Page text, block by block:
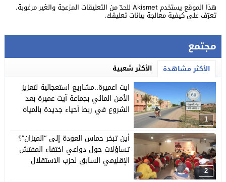
هذا الموقع يستخدم Akismet للحدّ من التعليقات المزعجة والغير مرغوبة.
تعرّف على كيفية معالجة بيانات تعليقك.
مجتمع
الأكثر مشاهدة الأكثر شعبية
1
ايت اعميرة..مشاريع استعجالية لتعزيز
الأمن المائي بجماعة آيت عميرة بعد
الشروع في ربط أحياء جديدة بالمياه
2
أين تبخر حماس العودة إلى “الميزان”؟
تساؤلات حول دواعي اختفاء المفتش
الإقليمي السابق لحزب الاستقلال